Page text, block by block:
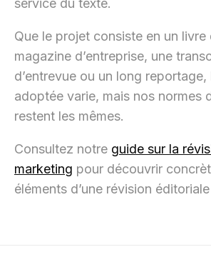
service du texte.
Que le projet consiste en un livre
magazine d’entreprise, une
d’entrevue ou un long reportage,
adoptée varie, mais nos normes
restent les mêmes.
Consultez notre guide sur la
marketing pour découvrir
éléments d’une révision